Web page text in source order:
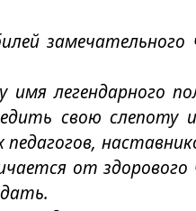
замечательного
легендарного
свою слепоту
от здорового